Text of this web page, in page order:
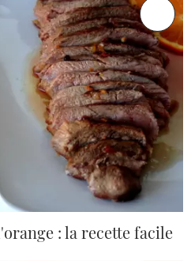
: la recette facile